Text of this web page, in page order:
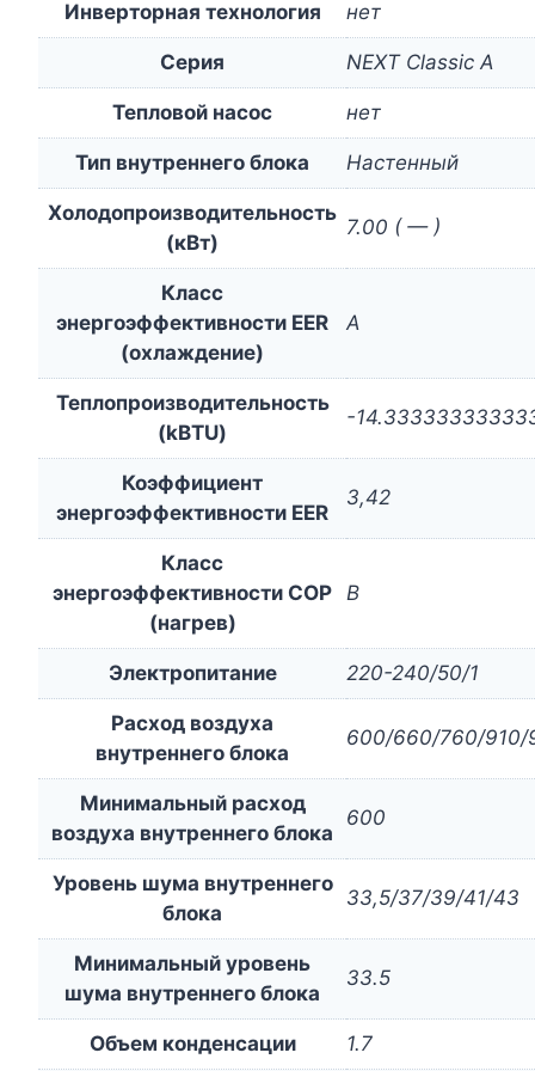
Инверторная технология нет
Серия NEXT Classic A
Тепловой насос нет
Тип внутреннего блока Настенный
Холодопроизводительность
(кВт)
7.00 ( — )
Класс
энергоэффективности EER
(охлаждение)
A
Теплопроизводительность
(kBTU)
-
Коэффициент
энергоэффективности EER
3,42
Класс
энергоэффективности COP
(нагрев)
B
Электропитание 220-240/50/1
Расход воздуха
внутреннего блока
600/660/760/910/
Минимальный расход
воздуха внутреннего блока
600
Уровень шума внутреннего
блока
33,5/37/39/41/43
Минимальный уровень
шума внутреннего блока
33.5
Объем конденсации 1.7